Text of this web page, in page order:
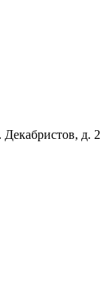
Декабристов, д. 2